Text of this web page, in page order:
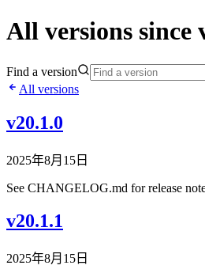
All versions since
Find a version
All versions
v20.1.0
2025年8月15日
See CHANGELOG.md for release
v20.1.1
2025年8月15日